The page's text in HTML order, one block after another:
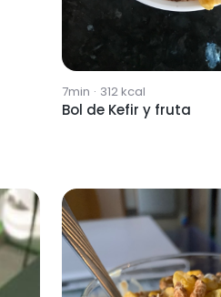
7min · 312kcal
Bol de Kefir y fruta